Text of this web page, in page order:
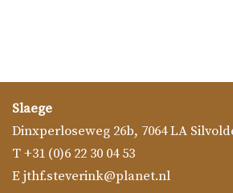
Slaege
Dinxperloseweg 26b, 7064 LA
T+31 (0)6 22 30 04 53
E jthf.steverink@planet.nl